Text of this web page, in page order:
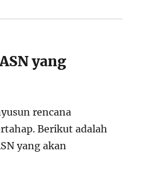
yang
rencana
Berikut adalah
yang akan